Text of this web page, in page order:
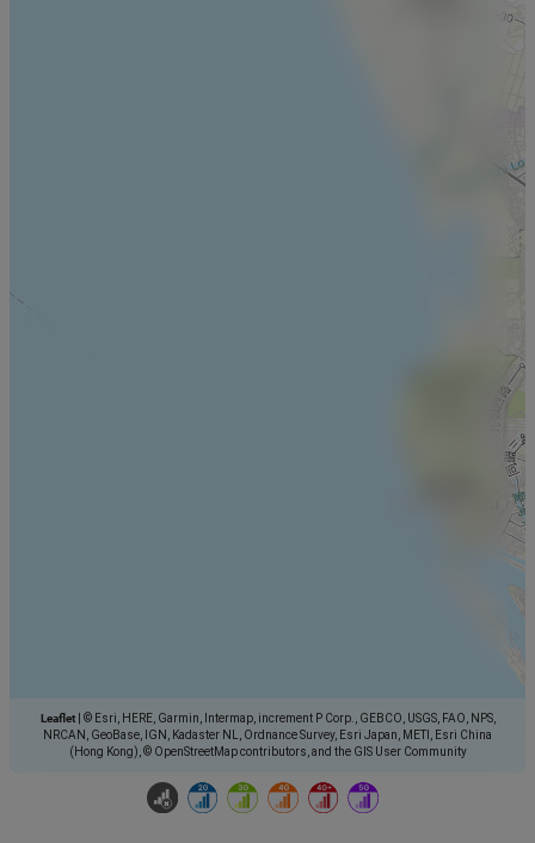
Leaflet
© Esri, HERE, Garmin, Intermap, increment P Corp., GEBCO, USGS, FAO, NPS,
NRCAN, GeoBase, IGN, Kadaster NL, Ordnance Survey, Esri Japan, METI, Esri China
(Hong Kong), © OpenStreetMap contributors, and the GIS User Community